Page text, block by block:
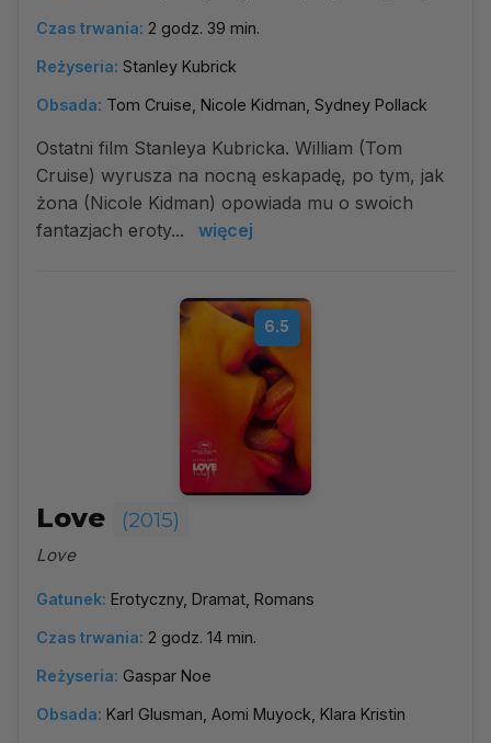
Czas trwania: 2 godz. 39 min.
Reżyseria: Stanley Kubrick
Obsada: Tom Cruise, Nicole Kidman, Sydney Pollack
Ostatni film Stanleya Kubricka. William (Tom
Cruise) wyrusza na nocną eskapadę, po tym, jak
żona (Nicole Kidman) opowiada mu o swoich
fantazjach eroty...
więcej
6.5
Love (2015)
Love
Gatunek: Erotyczny, Dramat, Romans
Czas trwania: 2 godz. 14 min.
Reżyseria: Gaspar Noe
Obsada: Karl Glusman, Aomi Muyock, Klara Kristin